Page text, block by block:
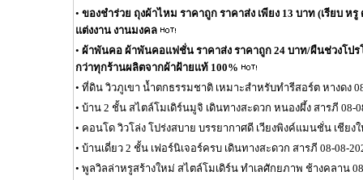
• ของชำร่วย ถุงผ้าไหม ราคาถูก ราคาส่ง เพียง 13 บาท (เรียบ หรู
แต่งงาน งานมงคล
• ผ้าพันคอ ผ้าพันคอแฟชั่น ราคาส่ง ราคาถูก 24 บาท/ผืนช่วงโป
กว่าทุกร้านผลิตจากผ้าฝ้ายแท้ 100%
• ที่ดิน วิวภูเขา น้ำตกธรรมชาติ เหมาะสำหรับทำรีสอร์ต หางดง
• บ้าน 2 ชั้น สไตล์โมเดิร์นมูจิ เดินทางสะดวก หนองผึ้ง สารภี 08-
• คอนโด วิวโล่ง โปร่งสบาย บรรยากาศดี เวียงพิงค์แมนชั่น เชียง
• บ้านเดี่ยว 2 ชั้น เฟอร์นิเจอร์ครบ เดินทางสะดวก สารภี 08-08-
• พูลวิลล่าหรูสร้างใหม่ สไตล์โมเดิร์น ทำเลศักยภาพ ช้างคลาน